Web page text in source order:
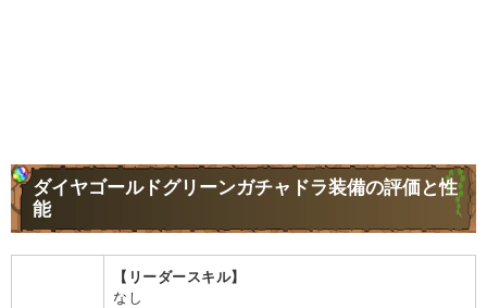
ダイヤゴールドグリーンガチャドラ装備の評価と性
能
【リーダースキル】
なし